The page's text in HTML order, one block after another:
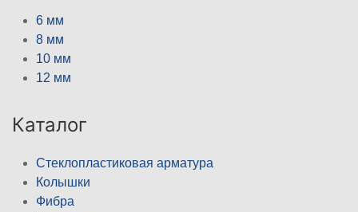
6 мм
8 мм
10 мм
12 мм
Каталог
Стеклопластиковая арматура
Колышки
Фибра